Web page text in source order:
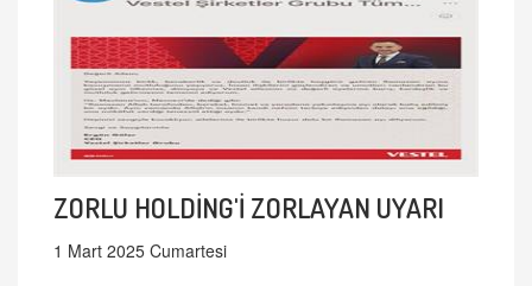
ZORLU HOLDİNG'İ ZORLAYAN UYARI
1 Mart 2025 Cumartesi